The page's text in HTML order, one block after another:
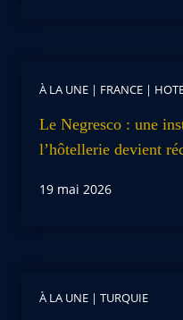
À LA UNE | FRANCE |
Le Negresco : une
l’hôtellerie devient
19 mai 2026
À LA UNE | TURQUIE